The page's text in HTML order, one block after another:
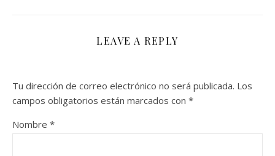
LEAVE A REPLY
Tu dirección de correo electrónico no será publicada. Los
campos obligatorios están marcados con *
Nombre *